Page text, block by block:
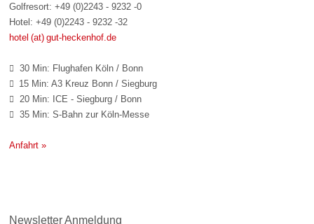
Golfresort: +49 (0)2243 - 9232 -0
Hotel: +49 (0)2243 - 9232 -32
hotel (at) gut-heckenhof.de
 30 Min: Flughafen Köln / Bonn
 15 Min: A3 Kreuz Bonn / Siegburg
 20 Min: ICE - Siegburg / Bonn
 35 Min: S-Bahn zur Köln-Messe
Anfahrt »
Newsletter Anmeldung